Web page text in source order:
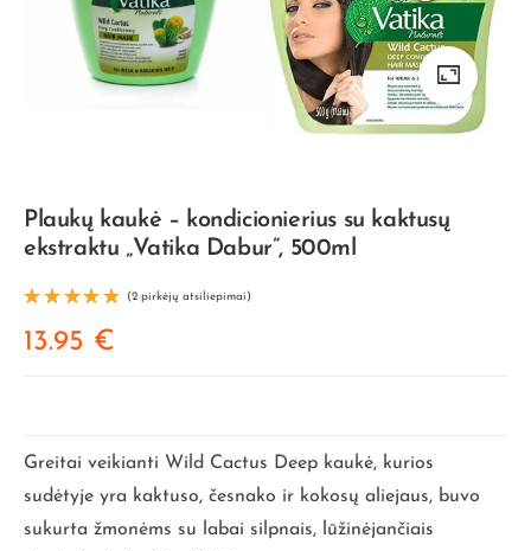
Plaukų kaukė – kondicionierius su kaktusų
ekstraktu „Vatika Dabur”, 500ml
as:5.00
iš 5 (viso
(2 pirkėjų atsiliepimai)
13.95 €
Greitai veikianti Wild Cactus Deep kaukė, kurios
sudėtyje yra kaktuso, česnako ir kokosų aliejaus, buvo
sukurta žmonėms su labai silpnais, lūžinėjančiais